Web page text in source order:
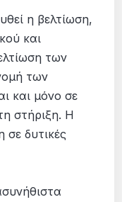
η βελτίωση,
και
των
των
και μόνο σε
στήριξη. Η
σε δυτικές